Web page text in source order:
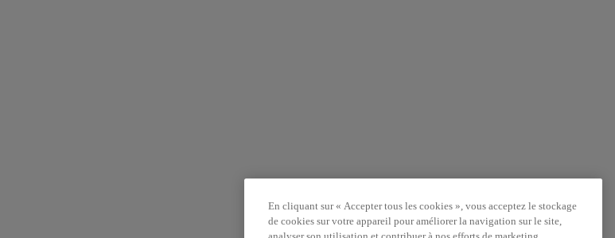
En cliquant sur « Accepter tous les cookies », vous acceptez le stockage
de cookies sur votre appareil pour améliorer la navigation sur le site,